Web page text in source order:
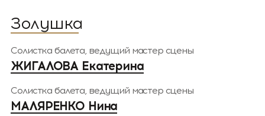
Золушка
Солистка балета, ведущий мастер сцены
ЖИГАЛОВА Екатерина
Солистка балета, ведущий мастер сцены
МАЛЯРЕНКО Нина